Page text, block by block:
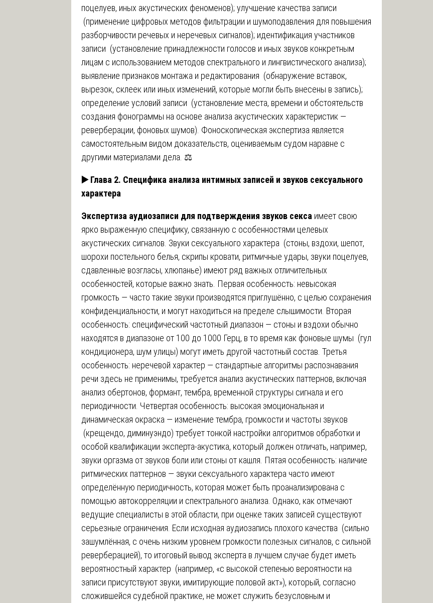
поцелуев, иных акустических феноменов); улучшение качества записи
(применение цифровых методов фильтрации и шумоподавления для повышения
разборчивости речевых и неречевых сигналов); идентификация участников
записи (установление принадлежности голосов и иных звуков конкретным
лицам с использованием методов спектрального и лингвистического анализа);
выявление признаков монтажа и редактирования (обнаружение вставок,
вырезок, склеек или иных изменений, которые могли быть внесены в запись);
определение условий записи (установление места, времени и обстоятельств
создания фонограммы на основе анализа акустических характеристик —
реверберации, фоновых шумов). Фоноскопическая экспертиза является
самостоятельным видом доказательств, оцениваемым судом наравне с
другими материалами дела. ⚖️
▶️Глава 2. Специфика анализа интимных записей и звуков сексуального
характера
Экспертиза аудиозаписи для подтверждения звуков секса имеет свою
ярко выраженную специфику, связанную с особенностями целевых
акустических сигналов. Звуки сексуального характера (стоны, вздохи, шепот,
шорохи постельного белья, скрипы кровати, ритмичные удары, звуки поцелуев,
сдавленные возгласы, хлюпанье) имеют ряд важных отличительных
особенностей, которые важно знать. Первая особенность: невысокая
громкость — часто такие звуки производятся приглушённо, с целью сохранения
конфиденциальности, и могут находиться на пределе слышимости. Вторая
особенность: специфический частотный диапазон — стоны и вздохи обычно
находятся в диапазоне от 100 до 1000 Герц, в то время как фоновые шумы (гул
кондиционера, шум улицы) могут иметь другой частотный состав. Третья
особенность: неречевой характер — стандартные алгоритмы распознавания
речи здесь не применимы, требуется анализ акустических паттернов, включая
анализ обертонов, формант, тембра, временной структуры сигнала и его
периодичности. Четвертая особенность: высокая эмоциональная и
динамическая окраска — изменение тембра, громкости и частоты звуков
(крещендо, диминуэндо) требует тонкой настройки алгоритмов обработки и
особой квалификации эксперта-акустика, который должен отличать, например,
звуки оргазма от звуков боли или стоны от кашля. Пятая особенность: наличие
ритмических паттернов — звуки сексуального характера часто имеют
определённую периодичность, которая может быть проанализирована с
помощью автокорреляции и спектрального анализа. Однако, как отмечают
ведущие специалисты в этой области, при оценке таких записей существуют
серьезные ограничения. Если исходная аудиозапись плохого качества (сильно
зашумлённая, с очень низким уровнем громкости полезных сигналов, с сильной
реверберацией), то итоговый вывод эксперта в лучшем случае будет иметь
вероятностный характер (например, «с высокой степенью вероятности на
записи присутствуют звуки, имитирующие половой акт»), который, согласно
сложившейся судебной практике, не может служить безусловным и